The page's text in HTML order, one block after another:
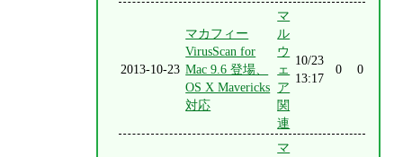
2013-10-23
マカフィー
VirusScan for
Mac 9.6 登場、
OS X Mavericks
対応
マ
ル
ウ
ェ
ア
関
連
10/23
13:17
0 0
マ